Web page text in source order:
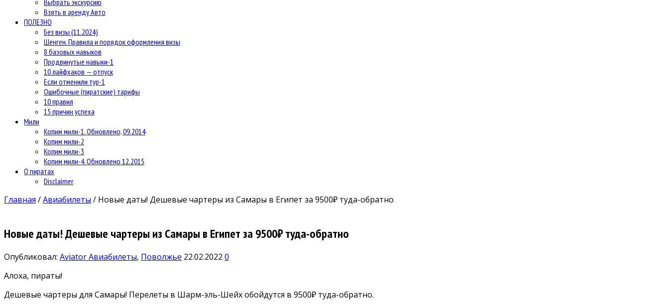
Взять в аренду Авто
ПОЛЕЗНО
Без визы (11.2024)
Шенген. Правила и порядок оформления визы
8 базовых навыков
Продвинутые навыки-1
10 лайфхаков — отпуск
Если отменили тур-1
Ошибочные (пиратские) тарифы
10 правил
15 причин успеха
Мили
Копим мили-1. Обновлено, 09.2014
Копим мили-2
Копим мили-3
Копим мили-4. Обновлено 12.2015
О пиратах
Disclaimer
Главная /Авиабилеты / Новые даты! Дешевые чартеры из Самары в Египет за 9500₽ туда-обратно
Новые даты! Дешевые чартеры из Самары в Египет за 9500₽ туда-обратно
Опубликовал: AviatorАвиабилеты, Поволжье 22.02.2022 0
Алоха, пираты!
Дешевые чартеры для Самары! Перелеты в Шарм-эль-Шейх обойдутся в 9500₽ туда-обратно.